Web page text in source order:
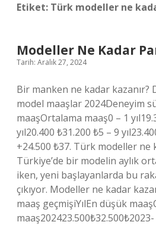
Etiket: Türk modeller ne
Modeller Ne Kadar
Tarih: Aralık 27, 2024
Bir manken ne kadar kazanır?
model maaşlar 2024Deneyim
maaşOrtalama maaş0 – 1
yıl20.400 ₺31.200 ₺5 – 9
+24.500 ₺37. Türk modeller ne
Türkiye’de bir modelin aylık
iken, yeni başlayanlarda bu
çıkıyor. Modeller ne kadar
maaş geçmişiYılEn düşük
maaş202423.500₺32.500₺2023-